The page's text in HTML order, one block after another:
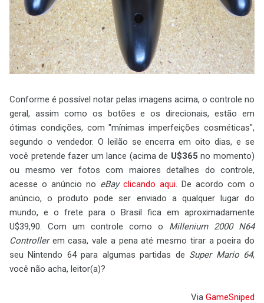
Conforme é possível notar pelas imagens acima, o controle no
geral, assim como os botões e os direcionais, estão em
ótimas condições, com "mínimas imperfeições cosméticas",
segundo o vendedor. O leilão se encerra em oito dias, e se
você pretende fazer um lance (acima de U$365 no momento)
ou mesmo ver fotos com maiores detalhes do controle,
acesse o anúncio no eBay clicando aqui. De acordo com o
anúncio, o produto pode ser enviado a qualquer lugar do
mundo, e o frete para o Brasil fica em aproximadamente
U$39,90. Com um controle como o Millenium 2000 N64
Controllerem casa, vale a pena até mesmo tirar a poeira do
seu Nintendo 64 para algumas partidas de Super Mario 64,
você não acha, leitor(a)?
Via GameSniped